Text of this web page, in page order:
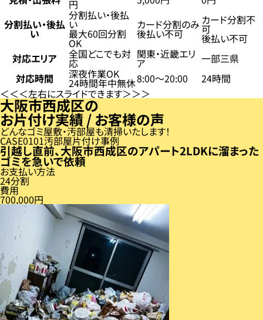
円
分割払い・後払
い
分割払い・後払
い
最大60回分割
OK
カード分割のみ
後払い不可
カード分割不
可
後払い不可
対応エリア
全国どこでも対
応
関東・近畿エリ
ア
一部三県
対応時間
深夜作業OK
24時間年中無休8:00〜20:00
24時間
左右にスライドできます
大阪市西成区の
お片付け実績 / お客様の声
どんなゴミ屋敷・汚部屋も清掃いたします！
CASE 01汚部屋片付け事例
引越し直前、大阪市西成区のアパート2LDKに溜まった
ゴミを急いで依頼
お支払い方法
24分割
費用
700,000円